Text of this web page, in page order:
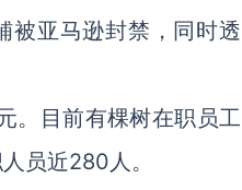
被亚马逊封禁，同时透
。目前有棵树在职员工
员近280人。